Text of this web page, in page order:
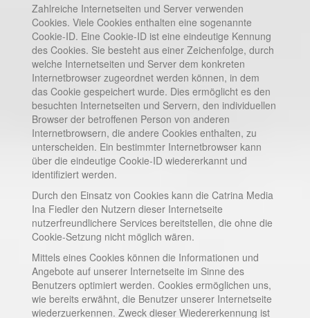
Zahlreiche Internetseiten und Server verwenden
Cookies. Viele Cookies enthalten eine sogenannte
Cookie-ID. Eine Cookie-ID ist eine eindeutige Kennung
des Cookies. Sie besteht aus einer Zeichenfolge, durch
welche Internetseiten und Server dem konkreten
Internetbrowser zugeordnet werden können, in dem
das Cookie gespeichert wurde. Dies ermöglicht es den
besuchten Internetseiten und Servern, den individuellen
Browser der betroffenen Person von anderen
Internetbrowsern, die andere Cookies enthalten, zu
unterscheiden. Ein bestimmter Internetbrowser kann
über die eindeutige Cookie-ID wiedererkannt und
identifiziert werden.
Durch den Einsatz von Cookies kann die Catrina Media
Ina Fiedler den Nutzern dieser Internetseite
nutzerfreundlichere Services bereitstellen, die ohne die
Cookie-Setzung nicht möglich wären.
Mittels eines Cookies können die Informationen und
Angebote auf unserer Internetseite im Sinne des
Benutzers optimiert werden. Cookies ermöglichen uns,
wie bereits erwähnt, die Benutzer unserer Internetseite
wiederzuerkennen. Zweck dieser Wiedererkennung ist